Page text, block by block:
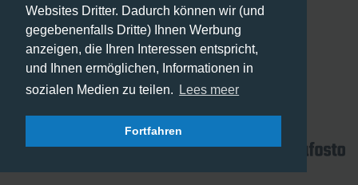
Websites Dritter. Dadurch können wir (und
gegebenenfalls Dritte) Ihnen Werbung
anzeigen, die Ihren Interessen entspricht,
und Ihnen ermöglichen, Informationen in
sozialen Medien zu teilen.
Lees meer
Fortfahren
Versandmethoden
© 2026 - Phone City | DE.